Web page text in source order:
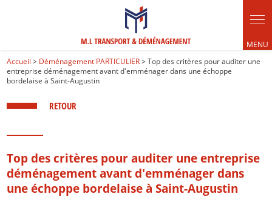
Accueil > Déménagement PARTICULIER> Top des critères pour auditer une
entreprise déménagement avant d'emménager dans une échoppe
bordelaise à Saint-Augustin
RETOUR
Top des critères pour auditer une entreprise
déménagement avant d'emménager dans
une échoppe bordelaise à Saint-Augustin
Panneau de gestion des cookies